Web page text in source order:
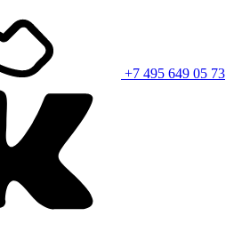
+7 495 649 05 73